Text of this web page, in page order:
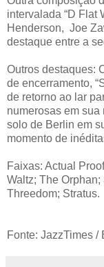
intervalada “D Flat
Henderson, Joe
destaque entre a
Outros destaques:
de encerramento,
de retorno ao lar
numerosas em
solo de Berlin em
momento de
Faixas: Actual
Waltz; The
Threedom; Stratus.
Fonte: JazzTimes /